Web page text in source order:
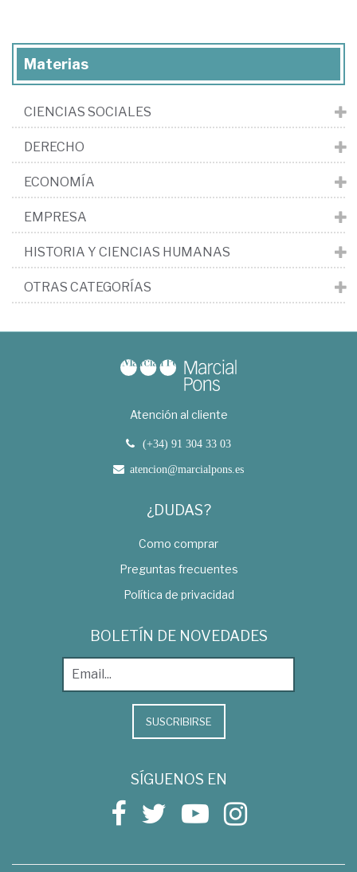
Materias
CIENCIAS SOCIALES
DERECHO
ECONOMÍA
EMPRESA
HISTORIA Y CIENCIAS HUMANAS
OTRAS CATEGORÍAS
Atención al cliente
(+34) 91 304 33 03
atencion@marcialpons.es
¿DUDAS?
Como comprar
Preguntas frecuentes
Política de privacidad
BOLETÍN DE NOVEDADES
SUSCRIBIRSE
SÍGUENOS EN